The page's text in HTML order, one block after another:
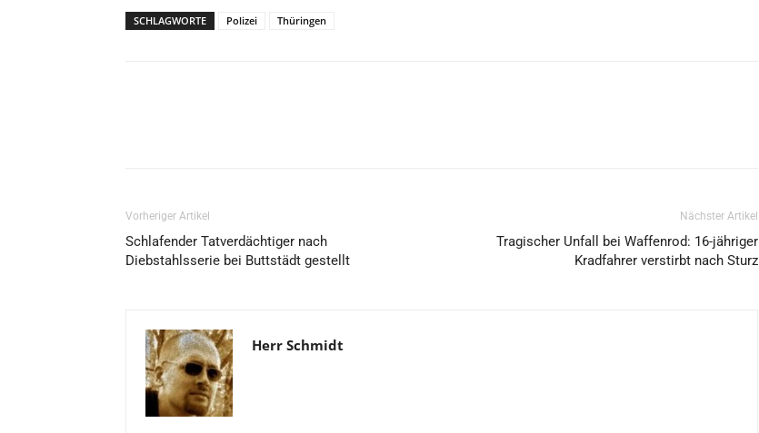
SCHLAGWORTE Polizei Thüringen
Vorheriger Artikel
Schlafender Tatverdächtiger nach
Diebstahlsserie bei Buttstädt gestellt
Nächster Artikel
Tragischer Unfall bei Waffenrod: 16-jähriger
Kradfahrer verstirbt nach Sturz
Herr Schmidt